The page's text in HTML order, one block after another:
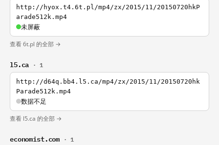
http://hyox.t4.6t.pl/mp4/zx/2015/11/20150720hkP
arade512k.mp4
未屏蔽
查看 6t.pl 的全部 →
l5.ca · 1
http://d64q.bb4.l5.ca/mp4/zx/2015/11/20150720hk
Parade512k.mp4
数据不足
查看 l5.ca 的全部 →
economist.com · 1